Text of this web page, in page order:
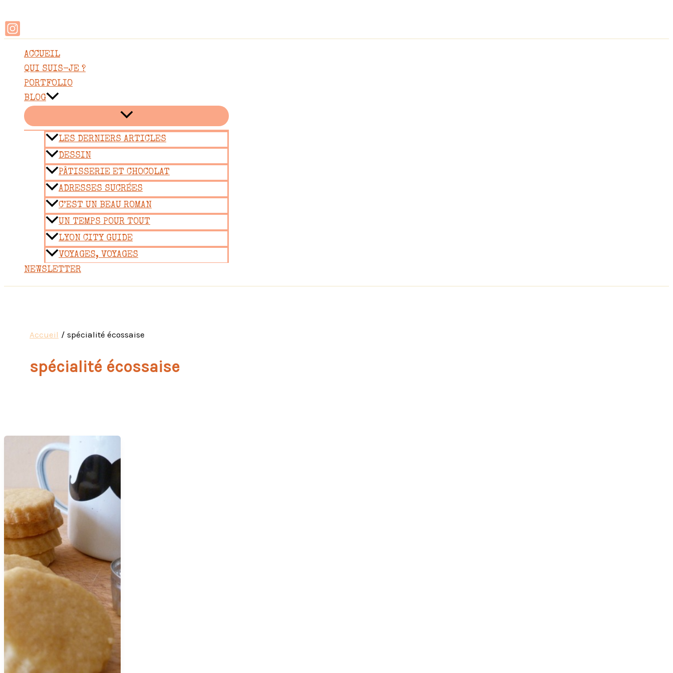
au
contenu
ACCUEIL
QUI SUIS-JE ?
PORTFOLIO
BLOG
LES DERNIERS ARTICLES
DESSIN
PÂTISSERIE ET CHOCOLAT
ADRESSES SUCRÉES
C’EST UN BEAU ROMAN
UN TEMPS POUR TOUT
LYON CITY GUIDE
VOYAGES, VOYAGES
NEWSLETTER
Accueil spécialité écossaise
spécialité écossaise